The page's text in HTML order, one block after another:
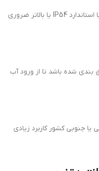
در مناطق شرجی و بارانی استفاده از جک با استاندارد IP54 یا بالاتر ضروری
بندی شده باشد تا از ورود آب
یا جنوبی کشور کاربرد زیادی